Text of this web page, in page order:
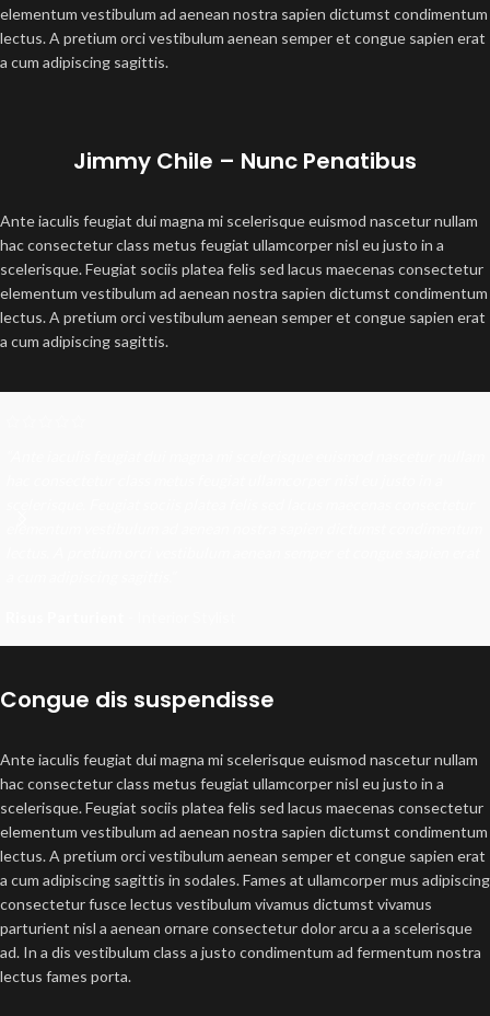
elementum vestibulum ad aenean nostra sapien dictumst condimentum
lectus. A pretium orci vestibulum aenean semper et congue sapien erat
a cum adipiscing sagittis.
Jimmy Chile – Nunc Penatibus
Ante iaculis feugiat dui magna mi scelerisque euismod nascetur nullam
hac consectetur class metus feugiat ullamcorper nisl eu justo in a
scelerisque. Feugiat sociis platea felis sed lacus maecenas consectetur
elementum vestibulum ad aenean nostra sapien dictumst condimentum
lectus. A pretium orci vestibulum aenean semper et congue sapien erat
a cum adipiscing sagittis.
Congue dis suspendisse
Ante iaculis feugiat dui magna mi scelerisque euismod nascetur nullam
hac consectetur class metus feugiat ullamcorper nisl eu justo in a
scelerisque. Feugiat sociis platea felis sed lacus maecenas consectetur
elementum vestibulum ad aenean nostra sapien dictumst condimentum
lectus. A pretium orci vestibulum aenean semper et congue sapien erat
a cum adipiscing sagittis in sodales. Fames at ullamcorper mus adipiscing
consectetur fusce lectus vestibulum vivamus dictumst vivamus
parturient nisl a aenean ornare consectetur dolor arcu a a scelerisque
ad. In a dis vestibulum class a justo condimentum ad fermentum nostra
lectus fames porta.